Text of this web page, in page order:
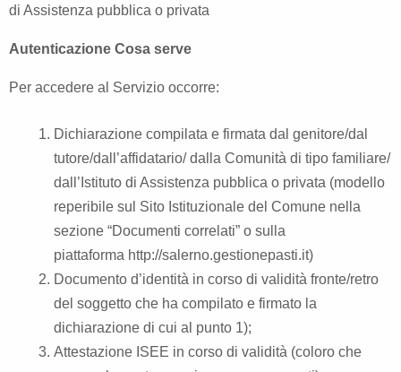
di Assistenza pubblica o privata
Autenticazione Cosa serve
Per accedere al Servizio occorre:
Dichiarazione compilata e firmata dal genitore/dal
tutore/dall’affidatario/ dalla Comunità di tipo familiare/
dall’Istituto di Assistenza pubblica o privata (modello
reperibile sul Sito Istituzionale del Comune nella
sezione “Documenti correlati” o sulla
piattaforma http://salerno.gestionepasti.it)
Documento d’identità in corso di validità fronte/retro
del soggetto che ha compilato e firmato la
dichiarazione di cui al punto 1);
Attestazione ISEE in corso di validità (coloro che